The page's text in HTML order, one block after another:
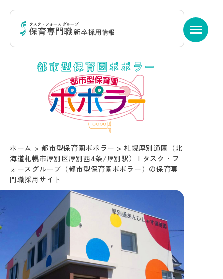
都市型保育園ポポラー
ホーム >都市型保育園ポポラー >札幌厚別通園（北
海道札幌市厚別区厚別西4条/厚別駅） | タスク・フ
ォースグループ（都市型保育園ポポラー）の保育専
門職採用サイト